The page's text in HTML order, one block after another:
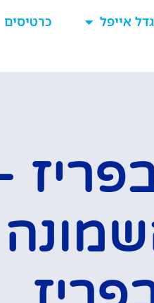
אייפל כרטיסים
18